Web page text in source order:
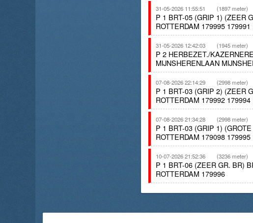
31-05-2026 11:55:51 (1897 meter)
P 1 BRT-05 (GRIP 1) (ZEER
ROTTERDAM 179995
31-05-2026 12:42:03 (1945 meter)
P 2 HERBEZET./
MIJNSHERENLAAN
07-08-2026 22:14:29 (2998 meter)
P 1 BRT-03 (GRIP 2) (ZEER
ROTTERDAM 179992 179994
07-08-2026 21:34:28 (2998 meter)
P 1 BRT-03 (GRIP 1)
ROTTERDAM 179098
10-07-2026 21:52:36 (3236 meter)
P 1 BRT-06 (ZEER GR. BR)
ROTTERDAM 179996